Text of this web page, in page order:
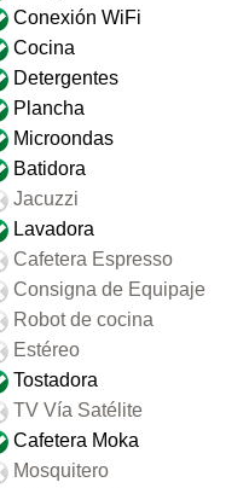
Conexión WiFi
Cocina
Detergentes
Plancha
Microondas
Batidora
Jacuzzi
Lavadora
Cafetera Espresso
Consigna de Equipaje
Robot de cocina
Estéreo
Tostadora
TV Vía Satélite
Cafetera Moka
Mosquitero